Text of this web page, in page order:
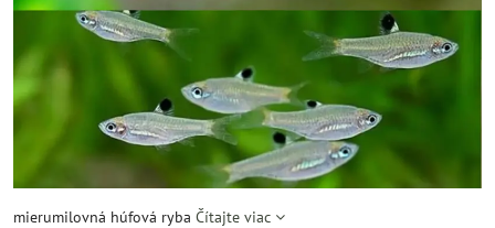
mierumilovná húfová ryba Čítajte viac